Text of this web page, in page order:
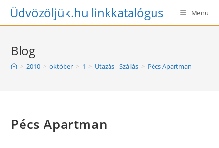
SkipÜdvözöljük.hu linkkatalógus Menu
Blog
> 2010 > október > 1 > Utazás - Szállás > Pécs Apartman
Pécs Apartman